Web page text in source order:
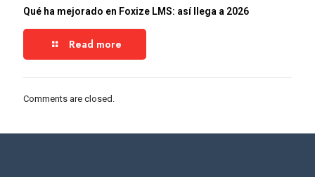
Qué ha mejorado en Foxize LMS: así llega a 2026
Read more
Comments are closed.